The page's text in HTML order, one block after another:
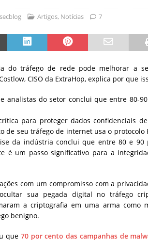
[ 30/07/2026 ]
Artigos, Notícias 7
do tráfego de rede pode melhorar a
CISO da ExtraHop, explica por que
analistas do setor conclui que entre 80-
para proteger dados confidenciais
de seu tráfego de internet usa o protocolo
da indústria conclui que entre 80 e
é um passo significativo para a
com um compromisso com a
sua pegada digital no tráfego
a criptografia em uma arma como
benigno.
que 70 por cento das campanhas de